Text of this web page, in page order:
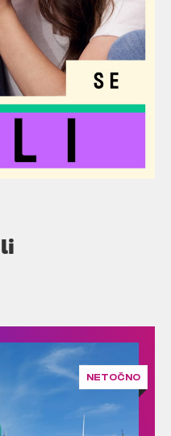
NETOČNO